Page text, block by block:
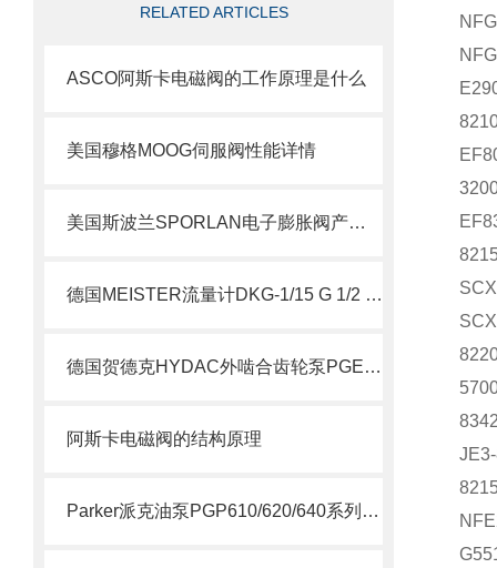
RELATED ARTICLES
ASCO阿斯卡电磁阀的工作原理是什么
美国穆格MOOG伺服阀性能详情
美国斯波兰SPORLAN电子膨胀阀产品特点
德国MEISTER流量计DKG-1/15 G 1/2 VA NOC 说明
德国贺德克HYDAC外啮合齿轮泵PGE100系列科普
阿斯卡电磁阀的结构原理
Parker派克油泵PGP610/620/640系列简要说明